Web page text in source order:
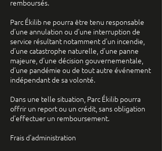
remboursés.
Parc Ékilib ne pourra être tenu responsable
d'une annulation ou d'une interruption de
service résultant notamment d'un incendie,
d'une catastrophe naturelle, d'une panne
majeure, d'une décision gouvernementale,
d'une pandémie ou de tout autre événement
indépendant de sa volonté.
Dans une telle situation, Parc Ékilib pourra
offrir un report ou un crédit, sans obligation
d'effectuer un remboursement.
Frais d'administration